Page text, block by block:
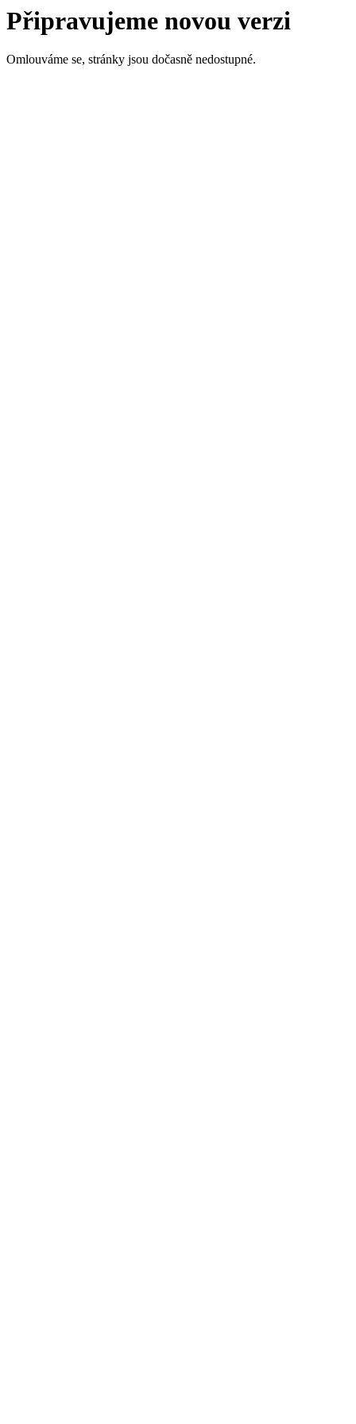
Připravujeme novou verzi
Omlouváme se, stránky jsou dočasně nedostupné.